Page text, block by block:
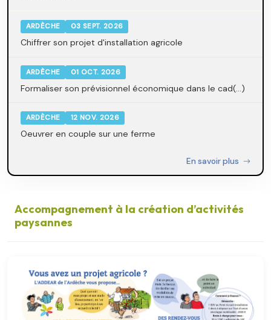
ARDÈCHE 03 SEPT. 2026
Chiffrer son projet d'installation agricole
ARDÈCHE 01 OCT. 2026
Formaliser son prévisionnel économique dans le cad(...)
ARDÈCHE 12 NOV. 2026
Oeuvrer en couple sur une ferme
En savoir plus
Accompagnement à la création d’activités
paysannes